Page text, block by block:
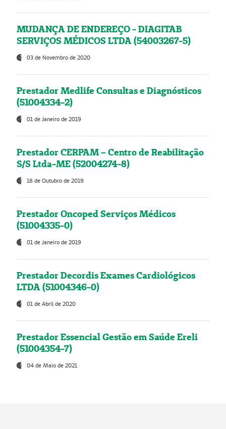
MUDANÇA DE ENDEREÇO - DIAGITAB
SERVIÇOS MÉDICOS LTDA (54003267-5)
03 de Novembro de 2020
Prestador Medlife Consultas e Diagnósticos
(51004334-2)
01 de Janeiro de 2019
Prestador CERPAM – Centro de Reabilitação
S/S Ltda-ME (52004274-8)
18 de Outubro de 2019
Prestador Oncoped Serviços Médicos
(51004335-0)
01 de Janeiro de 2019
Prestador Decordis Exames Cardiológicos
LTDA (51004346-0)
01 de Abril de 2020
Prestador Essencial Gestão em Saúde Ereli
(51004354-7)
04 de Maio de 2021